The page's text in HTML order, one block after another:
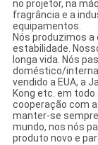
no projetor, na
fragrância e a
equipamentos.
Nós produzimos a
estabilidade.
longa vida. Nós
doméstico/
vendido a EUA, a
Kong etc. em
cooperação com
manter-se
mundo, nos nós
produto novo e